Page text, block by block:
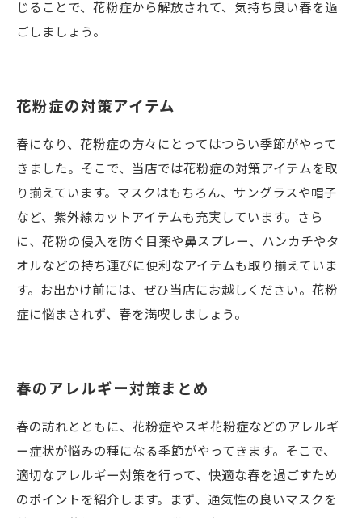
じることで、花粉症から解放されて、気持ち良い春を過
ごしましょう。
花粉症の対策アイテム
春になり、花粉症の方々にとってはつらい季節がやって
きました。そこで、当店では花粉症の対策アイテムを取
り揃えています。マスクはもちろん、サングラスや帽子
など、紫外線カットアイテムも充実しています。さら
に、花粉の侵入を防ぐ目薬や鼻スプレー、ハンカチやタ
オルなどの持ち運びに便利なアイテムも取り揃えていま
す。お出かけ前には、ぜひ当店にお越しください。花粉
症に悩まされず、春を満喫しましょう。
春のアレルギー対策まとめ
春の訪れとともに、花粉症やスギ花粉症などのアレルギ
ー症状が悩みの種になる季節がやってきます。そこで、
適切なアレルギー対策を行って、快適な春を過ごすため
のポイントを紹介します。まず、通気性の良いマスクを